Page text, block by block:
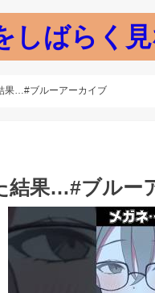
しばらく
果…#ブルーアーカイブ
結果…#ブルー